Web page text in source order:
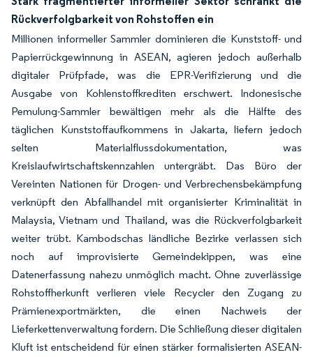
Rückverfolgbarkeit von Rohstoffen ein
Millionen informeller Sammler dominieren die Kunststoff- und
Papierrückgewinnung in ASEAN, agieren jedoch außerhalb
digitaler Prüfpfade, was die EPR-Verifizierung und die
Ausgabe von Kohlenstoffkrediten erschwert. Indonesische
Pemulung-Sammler bewältigen mehr als die Hälfte des
täglichen Kunststoffaufkommens in Jakarta, liefern jedoch
selten Materialflussdokumentation, was
Kreislaufwirtschaftskennzahlen untergräbt. Das Büro der
Vereinten Nationen für Drogen- und Verbrechensbekämpfung
verknüpft den Abfallhandel mit organisierter Kriminalität in
Malaysia, Vietnam und Thailand, was die Rückverfolgbarkeit
weiter trübt. Kambodschas ländliche Bezirke verlassen sich
noch auf improvisierte Gemeindekippen, was eine
Datenerfassung nahezu unmöglich macht. Ohne zuverlässige
Rohstoffherkunft verlieren viele Recycler den Zugang zu
Prämienexportmärkten, die einen Nachweis der
Lieferkettenverwaltung fordern. Die Schließung dieser digitalen
Kluft ist entscheidend für einen stärker formalisierten ASEAN-